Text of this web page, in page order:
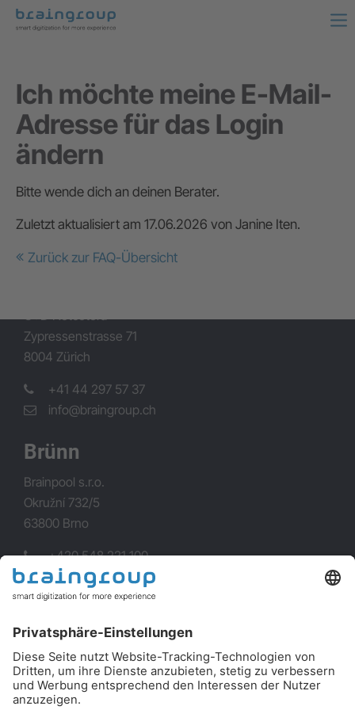
Ich möchte meine E-Mail-
Adresse für das Login
ändern
Bitte wende dich an deinen Berater.
Zuletzt aktualisiert am 17.06.2026 von Janine Iten.
Zurück zur FAQ-Übersicht
G+D Netcetera
Zypressenstrasse 71
8004 Zürich
+41 44 297 57 37
info@braingroup.ch
Brünn
Brainpool s.r.o.
Okružní 732/5
63800 Brno
+420 548 221 100
info@brainpool.cz
Datenschutz
Impressum